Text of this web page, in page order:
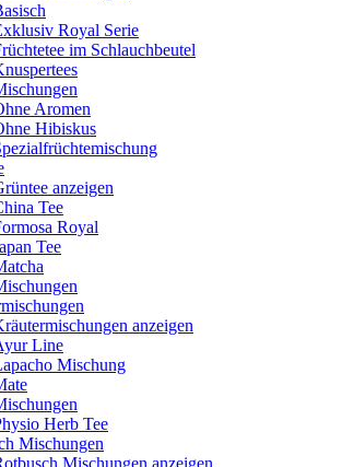
Royal Serie
im Schlauchbeutel
Aromen
Hibiskus
anzeigen
Tee
Royal
Tee
anzeigen
Line
Mischung
Herb Tee
Mischungen